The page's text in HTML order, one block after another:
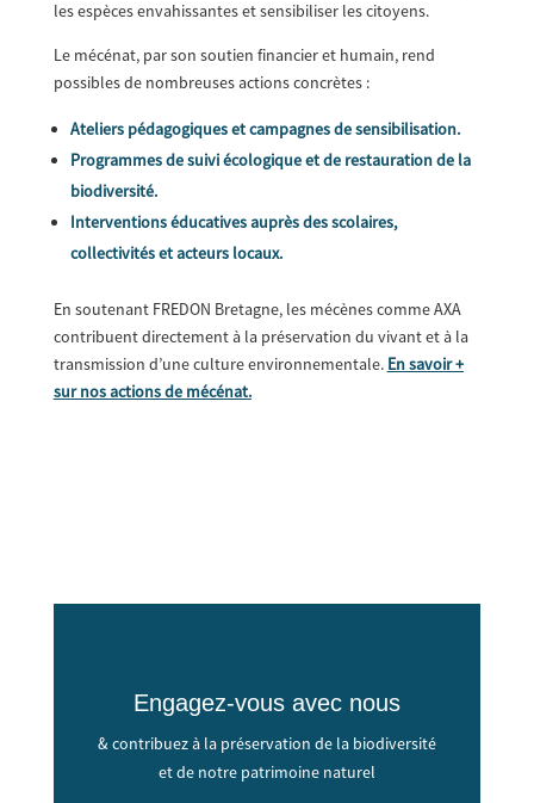
les espèces envahissantes et sensibiliser les citoyens.
Le mécénat, par son soutien financier et humain, rend
possibles de nombreuses actions concrètes :
Ateliers pédagogiques et campagnes de sensibilisation.
Programmes de suivi écologique et de restauration de la
biodiversité.
Interventions éducatives auprès des scolaires,
collectivités et acteurs locaux.
En soutenant FREDON Bretagne, les mécènes comme AXA
contribuent directement à la préservation du vivant et à la
transmission d’une culture environnementale. En savoir +
sur nos actions de mécénat.
Engagez-vous avec nous
& contribuez à la préservation de la biodiversité
et de notre patrimoine naturel